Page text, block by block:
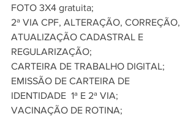
FOTO 3X4 gratuita;
2ª VIA CPF, ALTERAÇÃO, CORREÇÃO,
ATUALIZAÇÃO CADASTRAL E
REGULARIZAÇÃO;
CARTEIRA DE TRABALHO DIGITAL;
EMISSÃO DE CARTEIRA DE
IDENTIDADE  1ª E 2ª VIA;
VACINAÇÃO DE ROTINA;